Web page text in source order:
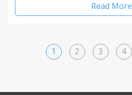
Read More
1 2 3 4